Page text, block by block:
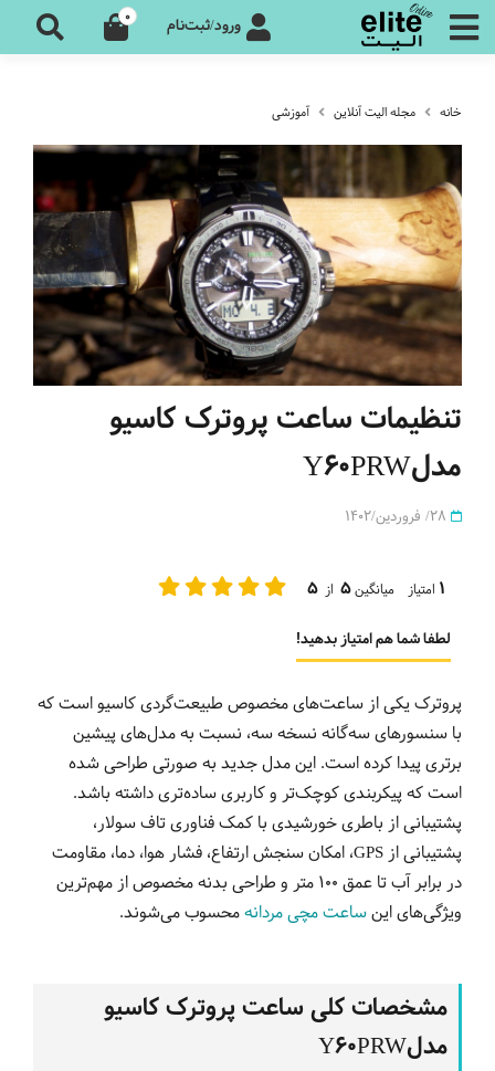
ورود/ثبت‌نام 0
خانه مجله الیت آنلاین آموزشی
تنظیمات ساعت پروترک کاسیو
مدلY60PRW
1 امتیاز میانگین5 از 5
لطفا شما هم امتیاز بدهید!
پروترک یکی از ساعت‌های مخصوص طبیعت‌گردی کاسیو است که
با سنسورهای سه‌گانه نسخه سه، نسبت به مدل‌های پیشین
برتری پیدا کرده است. این مدل جدید به صورتی طراحی شده
است که پیکربندی کوچک‌تر و کاربری ساده‌تری داشته باشد.
پشتیبانی از باطری خورشیدی با کمک فناوری تاف سولار،
پشتیبانی از GPS، امکان سنجش ارتفاع، فشار هوا، دما، مقاومت
در برابر آب تا عمق 100 متر و طراحی بدنه مخصوص از مهم‌ترین
ویژگی‌های اینساعت مچی مردانهمحسوب می‌شوند.
مشخصات کلی ساعت پروترک کاسیو
مدلY60PRW